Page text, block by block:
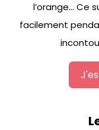
l’orange… Ce
facilement